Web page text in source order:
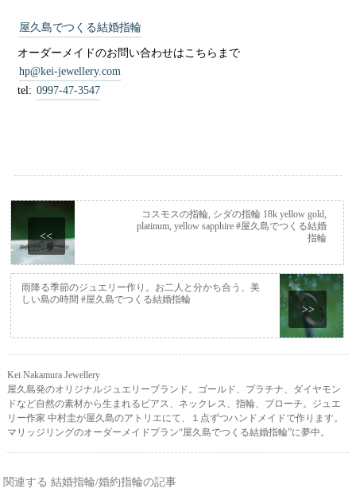
屋久島でつくる結婚指輪
オーダーメイドのお問い合わせはこちらまで
hp@kei-jewellery.com
tel: 0997-47-3547
<<
コスモスの指輪, シダの指輪 18k yellow gold,
platinum, yellow sapphire #屋久島でつくる結婚
指輪
>>
雨降る季節のジュエリー作り。お二人と分かち合う、美
しい島の時間 #屋久島でつくる結婚指輪
Kei Nakamura Jewellery
屋久島発のオリジナルジュエリーブランド。ゴールド、プラチナ、ダイヤモン
ドなど自然の素材から生まれるピアス、ネックレス、指輪、ブローチ。ジュエ
リー作家 中村圭が屋久島のアトリエにて、１点ずつハンドメイドで作ります。
マリッジリングのオーダーメイドプラン“屋久島でつくる結婚指輪”に夢中。
関連する 結婚指輪/婚約指輪の記事